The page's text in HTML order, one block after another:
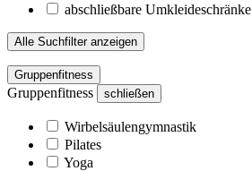
abschließbare Umkleideschränke
Alle Suchfilter anzeigen
Gruppenfitness
Gruppenfitness schließen
Wirbelsäulengymnastik
Pilates
Yoga